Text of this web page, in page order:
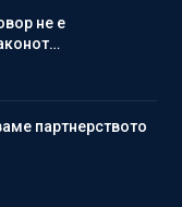
не е
партнерството